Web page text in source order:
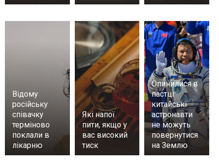
Відому
російську
співачку
терміново
поклали в
лікарню
Які напої
пити, якщо у
вас високий
тиск
Опинилися в
пастці:
китайські
астронавти
не можуть
повернутися
на Землю